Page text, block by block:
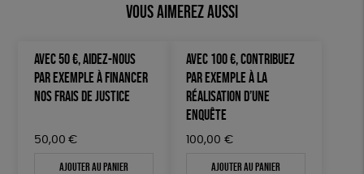
Vous aimerez aussi
AVEC 50 €, AIDEZ-NOUS
PAR EXEMPLE À FINANCER
NOS FRAIS DE JUSTICE
50,00 €
Ajouter au panier
AVEC 100 €, CONTRIBUEZ
PAR EXEMPLE À LA
RÉALISATION D’UNE
ENQUÊTE
100,00 €
Ajouter au panier